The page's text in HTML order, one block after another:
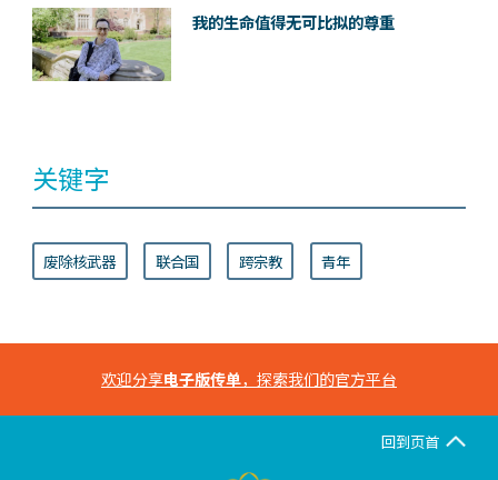
我的生命值得无可比拟的尊重
关键字
废除核武器 联合国 跨宗教 青年
欢迎分享电子版传单，探索我们的官方平台
回到页首